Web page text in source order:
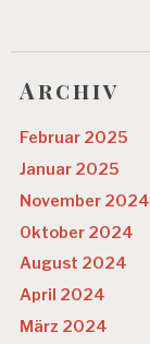
S
Y
H
IS
H
E
E
S
N
Archiv
Februar 2025
Januar 2025
November 2024
Oktober 2024
August 2024
April 2024
März 2024